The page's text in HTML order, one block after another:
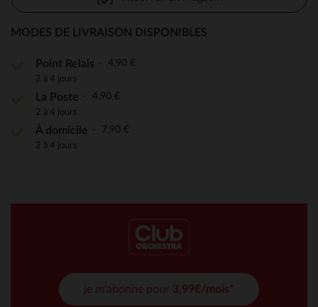
MODES DE LIVRAISON DISPONIBLES
Point Relais 4,90 €
2 à 4 jours
La Poste 4,90 €
2 à 4 jours
À domicile 7,90 €
2 à 4 jours
je m'abonne pour 3,99€/mois*